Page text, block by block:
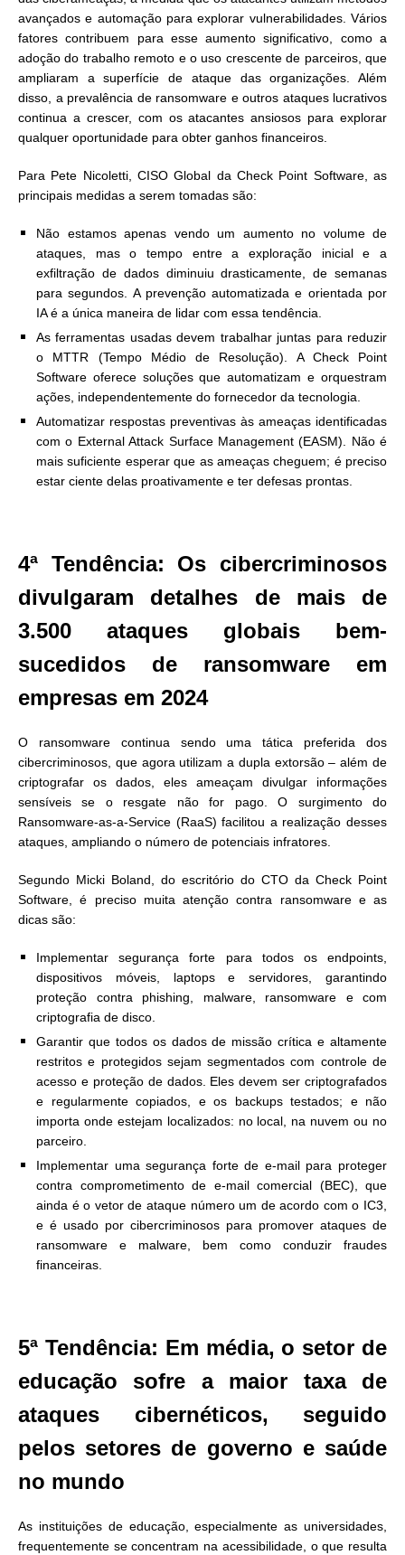
avançados e automação para explorar vulnerabilidades. Vários
fatores contribuem para esse aumento significativo, como a
adoção do trabalho remoto e o uso crescente de parceiros, que
ampliaram a superfície de ataque das organizações. Além
disso, a prevalência de ransomware e outros ataques lucrativos
continua a crescer, com os atacantes ansiosos para explorar
qualquer oportunidade para obter ganhos financeiros.
Para Pete Nicoletti, CISO Global da Check Point Software, as
principais medidas a serem tomadas são:
Não estamos apenas vendo um aumento no volume de
ataques, mas o tempo entre a exploração inicial e a
exfiltração de dados diminuiu drasticamente, de semanas
para segundos. A prevenção automatizada e orientada por
IA é a única maneira de lidar com essa tendência.
As ferramentas usadas devem trabalhar juntas para reduzir
o MTTR (Tempo Médio de Resolução). A Check Point
Software oferece soluções que automatizam e orquestram
ações, independentemente do fornecedor da tecnologia.
Automatizar respostas preventivas às ameaças identificadas
com o External Attack Surface Management (EASM). Não é
mais suficiente esperar que as ameaças cheguem; é preciso
estar ciente delas proativamente e ter defesas prontas.
4ª Tendência: Os cibercriminosos
divulgaram detalhes de mais de
3.500 ataques globais bem-
sucedidos de ransomware em
empresas em 2024
O ransomware continua sendo uma tática preferida dos
cibercriminosos, que agora utilizam a dupla extorsão – além de
criptografar os dados, eles ameaçam divulgar informações
sensíveis se o resgate não for pago. O surgimento do
Ransomware-as-a-Service (RaaS) facilitou a realização desses
ataques, ampliando o número de potenciais infratores.
Segundo Micki Boland, do escritório do CTO da Check Point
Software, é preciso muita atenção contra ransomware e as
dicas são:
Implementar segurança forte para todos os endpoints,
dispositivos móveis, laptops e servidores, garantindo
proteção contra phishing, malware, ransomware e com
criptografia de disco.
Garantir que todos os dados de missão crítica e altamente
restritos e protegidos sejam segmentados com controle de
acesso e proteção de dados. Eles devem ser criptografados
e regularmente copiados, e os backups testados; e não
importa onde estejam localizados: no local, na nuvem ou no
parceiro.
Implementar uma segurança forte de e-mail para proteger
contra comprometimento de e-mail comercial (BEC), que
ainda é o vetor de ataque número um de acordo com o IC3,
e é usado por cibercriminosos para promover ataques de
ransomware e malware, bem como conduzir fraudes
financeiras.
5ª Tendência: Em média, o setor de
educação sofre a maior taxa de
ataques cibernéticos, seguido
pelos setores de governo e saúde
no mundo
As instituições de educação, especialmente as universidades,
frequentemente se concentram na acessibilidade, o que resulta